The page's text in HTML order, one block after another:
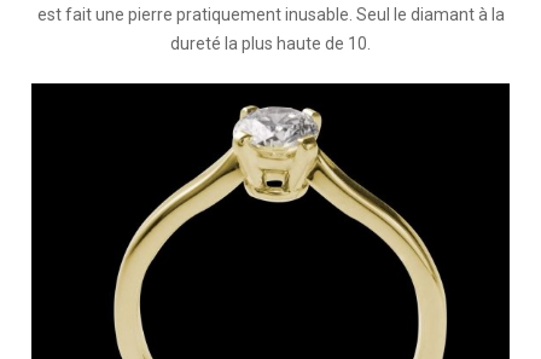
est fait une pierre pratiquement inusable. Seul le diamant à la
dureté la plus haute de 10.